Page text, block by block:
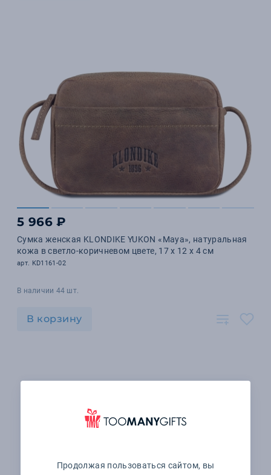
5 966 ₽
Сумка женская KLONDIKE YUKON «Maya», натуральная
кожа в светло-коричневом цвете, 17 х 12 х 4 см
арт. KD1161-02
В наличии 44 шт.
В корзину
Продолжая пользоваться сайтом, вы